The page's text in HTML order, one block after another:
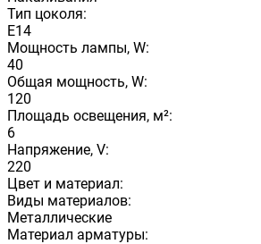
Тип цоколя:
E14
Мощность лампы, W:
40
Общая мощность, W:
120
Площадь освещения, м²:
6
Напряжение, V:
220
Цвет и материал:
Виды материалов:
Металлические
Материал арматуры: